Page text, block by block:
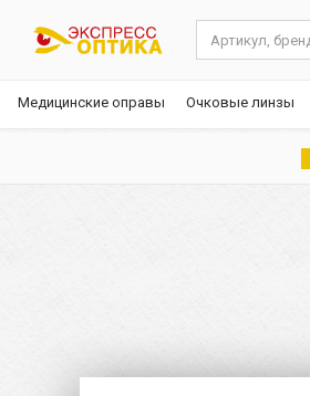
Медицинские оправы Очковые линзы